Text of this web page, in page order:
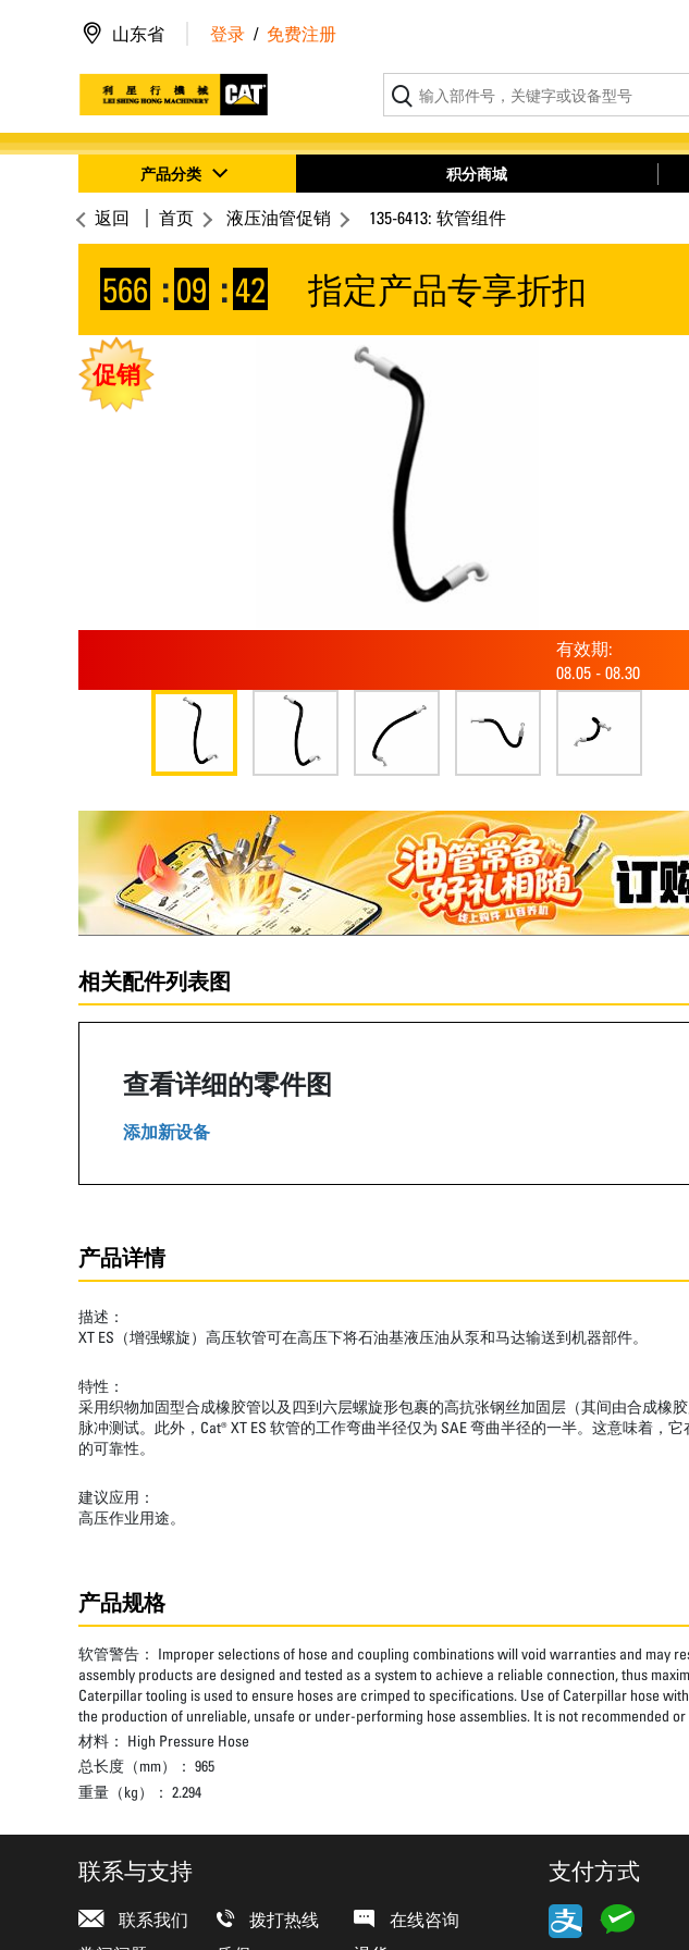
山东省 登录 / 免费注册
产品分类 积分商城
返回 首页 液压油管促销 135-6413: 软管组件
566 : 09 :42 指定产品专享折扣
促销
有效期:
08.05 - 08.30
相关配件列表图
查看详细的零件图
添加新设备
产品详情
描述：
XT ES（增强螺旋）高压软管可在高压下将石油基液压油从泵和马达输送到机器部件。
特性：
采用织物加固型合成橡胶管以及四到六层螺旋形包裹的高抗张钢丝加固层（其间由合成橡
脉冲测试。此外，Cat® XT ES 软管的工作弯曲半径仅为 SAE 弯曲半径的一半。这意味着
的可靠性。
建议应用：
高压作业用途。
产品规格
软管警告： Improper selections of hose and coupling combinations will void warranties and may
assembly products are designed and tested as a system to achieve a reliable connection, thus
Caterpillar tooling is used to ensure hoses are crimped to specifications. Use of Caterpillar hose
the production of unreliable, unsafe or under-performing hose assemblies. It is not recommended
材料： High Pressure Hose
总长度（mm）： 965
重量（kg）： 2.294
联系与支持
联系我们 拨打热线
在线咨询
支付方式